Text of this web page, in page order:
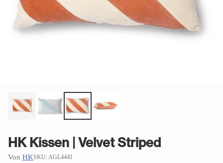
HK Kissen | Velvet Striped
Von HKSKU: AGL4441